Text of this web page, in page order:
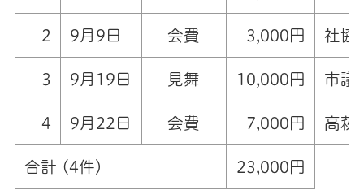
2 9月9日 会費 3,000円 社協
3 9月19日 見舞 10,000円 市議
4 9月22日 会費 7,000円 高萩
合計 (4件) 23,000円